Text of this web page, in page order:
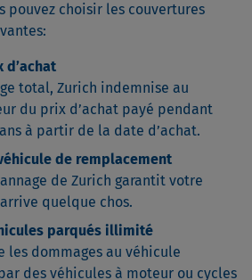
pouvez choisir les couvertures
d’achat
total, Zurich indemnise au
du prix d’achat payé pendant
à partir de la date d’achat.
de remplacement
de Zurich garantit votre
quelque chos.
parqués illimité
les dommages au véhicule
des véhicules à moteur ou cycles